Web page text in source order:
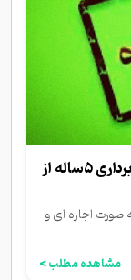
آگهی مزایده: اجاره و واگذاری امتیاز بهره برداری ۵ساله از
اجاره ای و
مشاهده مطلب >